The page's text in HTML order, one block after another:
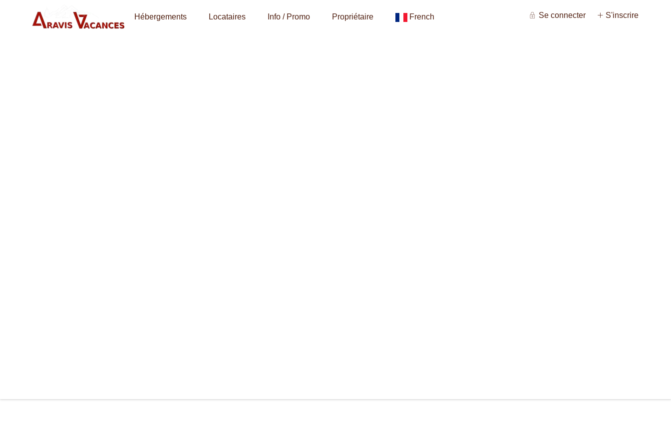
Se connecter S'inscrire
Hébergements Locataires Info / Promo Propriétaire French